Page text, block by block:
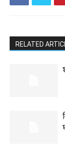
RELATED